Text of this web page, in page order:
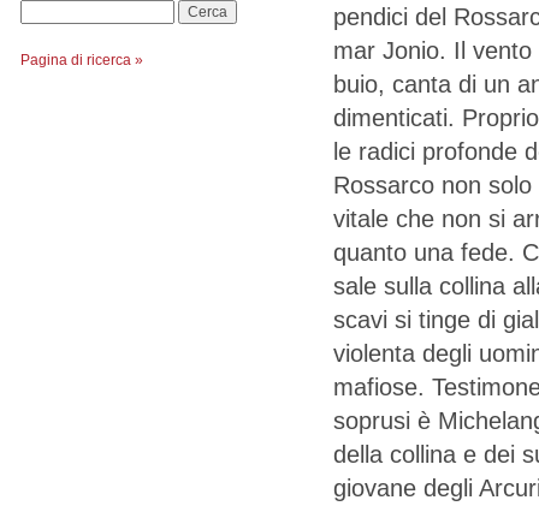
Pagina di ricerca »
pendici del
mar Jonio. Il
buio, canta di un
dimenticati.
le radici profonde
Rossarco non
vitale che non si
quanto una fede.
sale sulla collina
scavi si tinge di
violenta degli
mafiose.
soprusi è
della collina e dei
giovane degli